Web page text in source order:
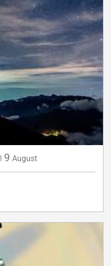
9 August